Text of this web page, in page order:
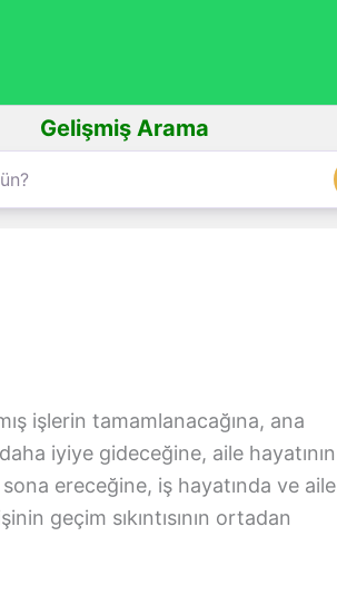
Gelişmiş Arama
işlerin tamamlanacağına, ana
iyiye gideceğine, aile hayatının
ereceğine, iş hayatında ve aile
geçim sıkıntısının ortadan